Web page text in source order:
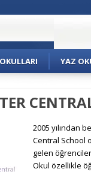
YAZ
2005 yılından
Central School
gelen
Okul özellikle